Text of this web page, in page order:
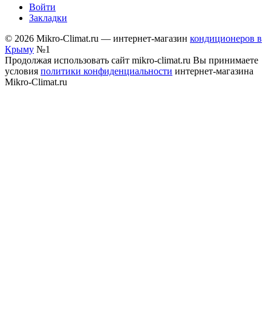
Войти
Закладки
© 2026 Mikro-Climat.ru — интернет-магазин кондиционеров в
Крыму №1
Продолжая использовать сайт mikro-climat.ru Вы принимаете
условия политики конфиденциальности интернет-магазина
Mikro-Climat.ru